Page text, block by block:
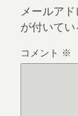
メールア
が付いて
コメント ※